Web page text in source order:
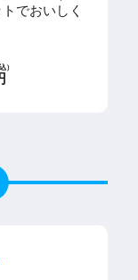
でおいしく
）